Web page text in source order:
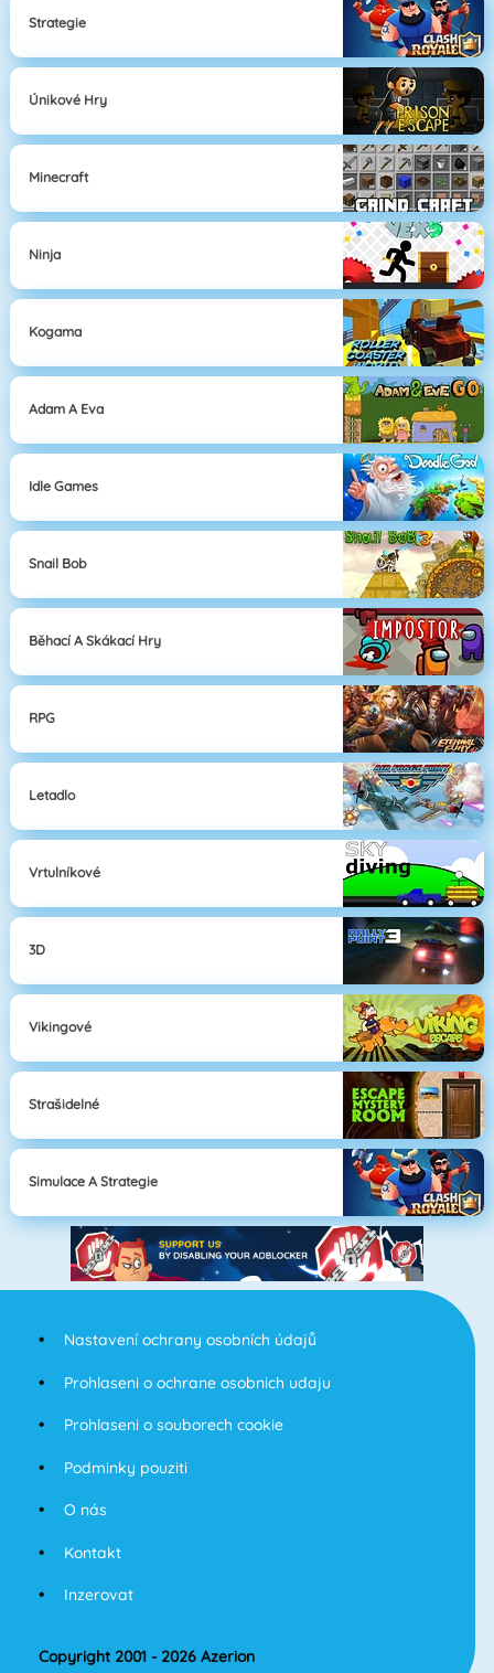
Strategie
Únikové Hry
Minecraft
Ninja
Kogama
Adam A Eva
Idle Games
Snail Bob
Běhací A Skákací Hry
RPG
Letadlo
Vrtulníkové
3D
Vikingové
Strašidelné
Simulace A Strategie
Nastavení ochrany osobních údajů
Prohlaseni o ochrane osobnich udaju
Prohlaseni o souborech cookie
Podminky pouziti
O nás
Kontakt
Inzerovat
Copyright 2001 - 2026 Azerion